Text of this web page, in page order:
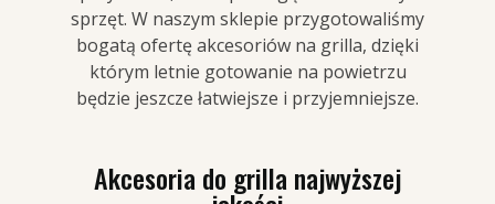
sprzęt. W naszym sklepie przygotowaliśmy
bogatą ofertę akcesoriów na grilla, dzięki
którym letnie gotowanie na powietrzu
będzie jeszcze łatwiejsze i przyjemniejsze.
Akcesoria do grilla najwyższej